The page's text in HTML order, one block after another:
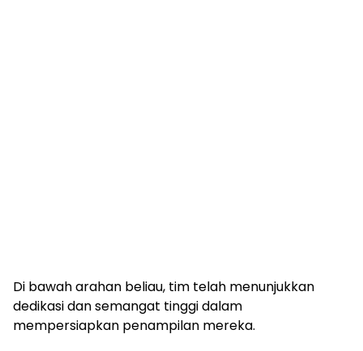
Di bawah arahan beliau, tim telah menunjukkan
dedikasi dan semangat tinggi dalam
mempersiapkan penampilan mereka.